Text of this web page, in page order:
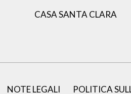
CASA SANTA CLARA
NOTE LEGALI POLITICA